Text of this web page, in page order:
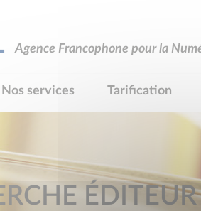
Agence Francophone pour la
Nos services Tarification
ÉDITEUR